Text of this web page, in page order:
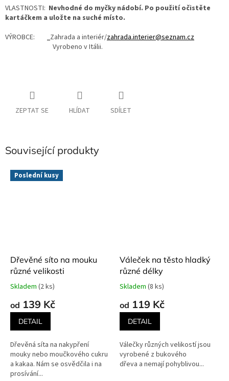
VLASTNOSTI: Nevhodné do myčky nádobí. Po použití očistěte
kartáčkem a uložte na suché místo.
VÝROBCE:
Zahrada a interiér/zahrada.interier@seznam.cz
Vyrobeno v Itálii.
ZEPTAT SE HLÍDAT SDÍLET
Související produkty
Poslední kusy
Dřevěné síto na mouku
různé velikosti
Průměrné
produktu
5
hvězdiček.
Skladem (2 ks)
od 139 Kč
DETAIL
Dřevěná síta na nakypření
mouky nebo moučkového cukru
a kakaa. Nám se osvědčila i na
prosívání...
Váleček na těsto hladký
různé délky
Průměrné
produktu
5
hvězdiček.
Skladem (8 ks)
od 119 Kč
DETAIL
Válečky různých velikostí jsou
vyrobené z bukového
dřeva a nemají pohyblivou...